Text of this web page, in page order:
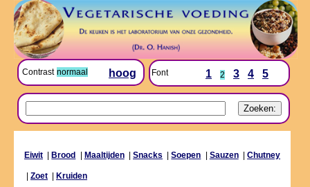
Contrast normaal hoog Font 1 2 3 4 5
Eiwit Brood Maaltijden|Snacks |Soepen Sauzen|Chutney
Zoet Kruiden